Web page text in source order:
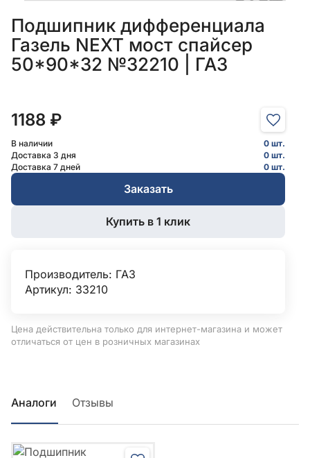
Подшипник дифференциала
Газель NEXT мост спайсер
50*90*32 №32210 | ГАЗ
1188 ₽
В наличии
0 шт.
Доставка 3 дня
0 шт.
Доставка 7 дней
0 шт.
Заказать
Купить в 1 клик
Производитель: ГАЗ
Артикул: 33210
Цена действительна только для интернет-магазина и может
отличаться от цен в розничных магазинах
Аналоги Отзывы